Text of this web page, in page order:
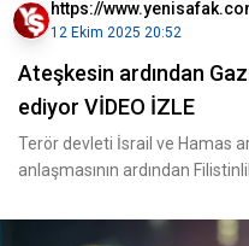
https://
12 Ekim 2025 20:52
Ateşkesin ardından
ediyor VİDEO İZLE
Terör devleti İsrail ve Hamas
anlaşmasının ardından